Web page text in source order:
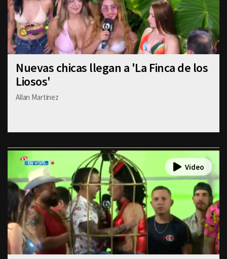
Nuevas chicas llegan a 'La Finca de los
Liosos'
Allan Martinez